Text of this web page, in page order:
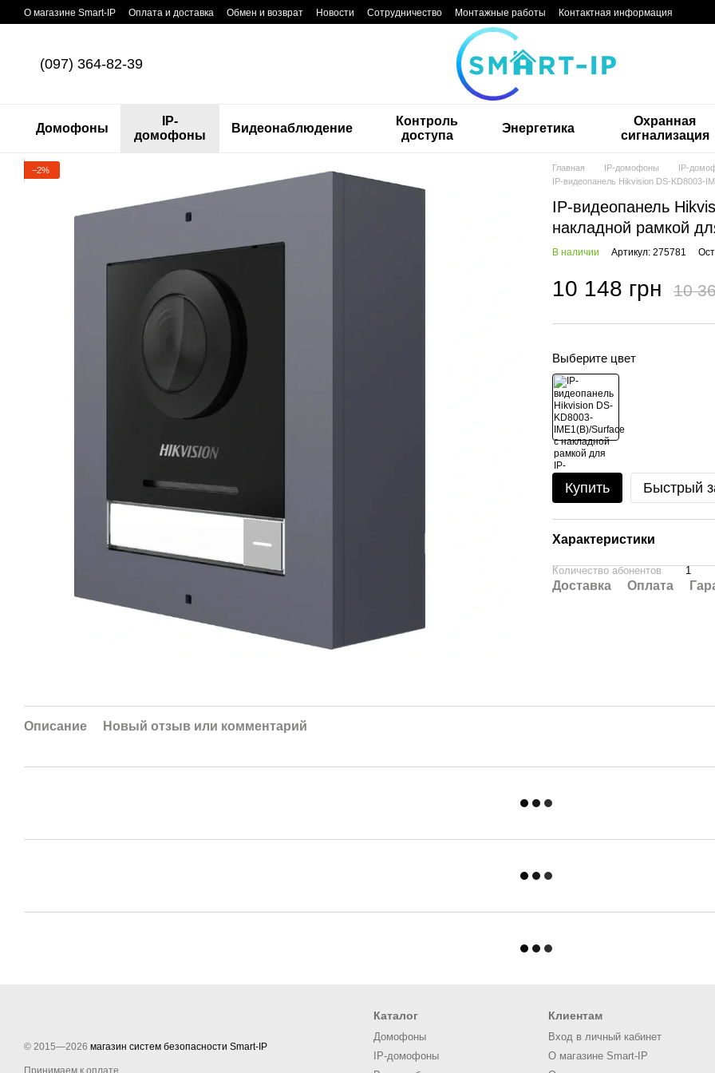
Перейти к основному контенту
О магазине Smart-IP Оплата и доставка Обмен и возврат Новости Сотрудничество Монтажные работы Контактная информация
(097) 364-82-39
Домофоны
IP-
домофоны
Видеонаблюдение
Контроль
доступа
Энергетика
Охранная
сигнализация
−2% Главная IP-домофоны
IP-
IP-видеопанель Hikvision DS-KD8003-
IP-видеопанель
накладной рамкой
В наличии Артикул: 275781
10 148 грн 10
Выберите цвет
Купить Быстрый
Характеристики
Количество абонентов 1
Доставка Оплата
Описание Новый отзыв или комментарий
© 2015—2026 магазин систем безопасности Smart-IP
Принимаем к оплате
Каталог
Домофоны
IP-домофоны
Клиентам
Вход в личный кабинет
О магазине Smart-IP